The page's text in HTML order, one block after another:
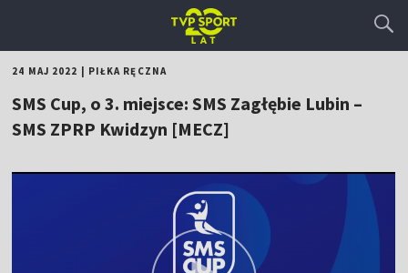
24 MAJ 2022 PIŁKA RĘCZNA
SMS Cup, o 3. miejsce: SMS Zagłębie Lubin –
SMS ZPRP Kwidzyn [MECZ]